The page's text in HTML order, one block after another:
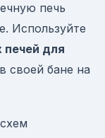
печь
Используйте
печей для
своей бане на